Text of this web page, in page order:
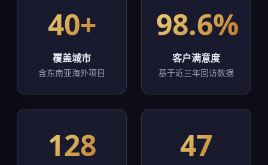
40+
覆盖城市
含东南亚海外项目
98.6%
客户满意度
基于近三年回访数据
128 47